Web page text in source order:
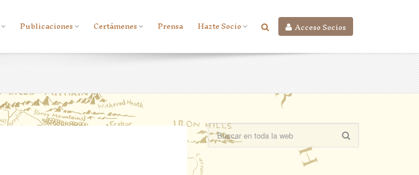
Acceso Socios
Publicaciones Certámenes Prensa Hazte Socio